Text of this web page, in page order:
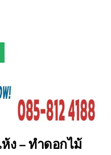
ง – ทำดอกไม้